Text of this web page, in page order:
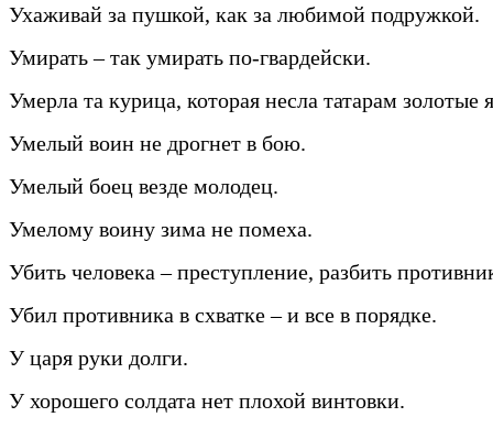
Ухаживай за пушкой, как за любимой подружкой.
Умирать – так умирать по-гвардейски.
Умерла та курица, которая несла татарам золотые
Умелый воин не дрогнет в бою.
Умелый боец везде молодец.
Умелому воину зима не помеха.
Убить человека – преступление, разбить
Убил противника в схватке – и все в порядке.
У царя руки долги.
У хорошего солдата нет плохой винтовки.